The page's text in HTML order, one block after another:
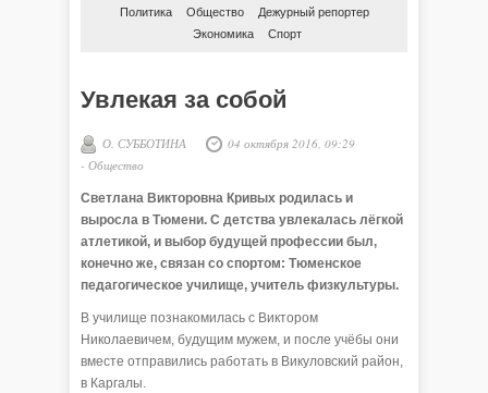
Политика Общество
Дежурный репортер
Экономика
Спорт
Увлекая за собой
О. СУББОТИНА
04 октября 2016, 09:29
- Общество
Светлана Викторовна Кривых родилась и
выросла в Тюмени. С детства увлекалась лёгкой
атлетикой, и выбор будущей профессии был,
конечно же, связан со спортом: Тюменское
педагогическое училище, учитель физкультуры.
В училище познакомилась с Виктором
Николаевичем, будущим мужем, и после учёбы они
вместе отправились работать в Викуловский район,
в Каргалы.